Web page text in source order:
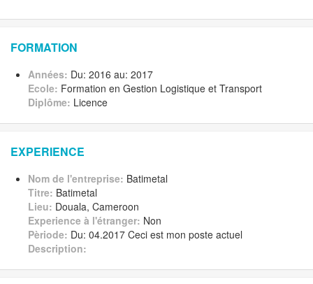
FORMATION
Années: Du: 2016 au: 2017
Ecole: Formation en Gestion Logistique et Transport
Diplôme: Licence
EXPERIENCE
Nom de l'entreprise: Batimetal
Titre: Batimetal
Lieu: Douala, Cameroon
Experience à l'étranger: Non
Pèriode: Du: 04.2017 Ceci est mon poste actuel
Description: